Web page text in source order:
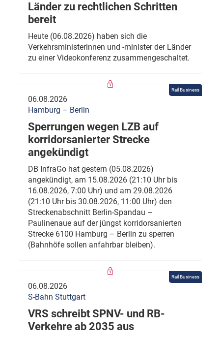
Länder zu rechtlichen Schritten
bereit
Heute (06.08.2026) haben sich die
Verkehrsministerinnen und -minister der Länder
zu einer Videokonferenz zusammengeschaltet.
Rail Business
06.08.2026
Hamburg – Berlin
Sperrungen wegen LZB auf
korridorsanierter Strecke
angekündigt
DB InfraGo hat gestern (05.08.2026)
angekündigt, am 15.08.2026 (21:10 Uhr bis
16.08.2026, 7:00 Uhr) und am 29.08.2026
(21:10 Uhr bis 30.08.2026, 11:00 Uhr) den
Streckenabschnitt Berlin-Spandau –
Paulinenaue auf der jüngst korridorsanierten
Strecke 6100 Hamburg – Berlin zu sperren
(Bahnhöfe sollen anfahrbar bleiben).
Rail Business
06.08.2026
S-Bahn Stuttgart
VRS schreibt SPNV- und RB-
Verkehre ab 2035 aus